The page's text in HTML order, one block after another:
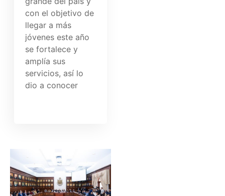
con el objetivo de
llegar a más
jóvenes este año
se fortalece y
amplía sus
servicios, así lo
dio a conocer